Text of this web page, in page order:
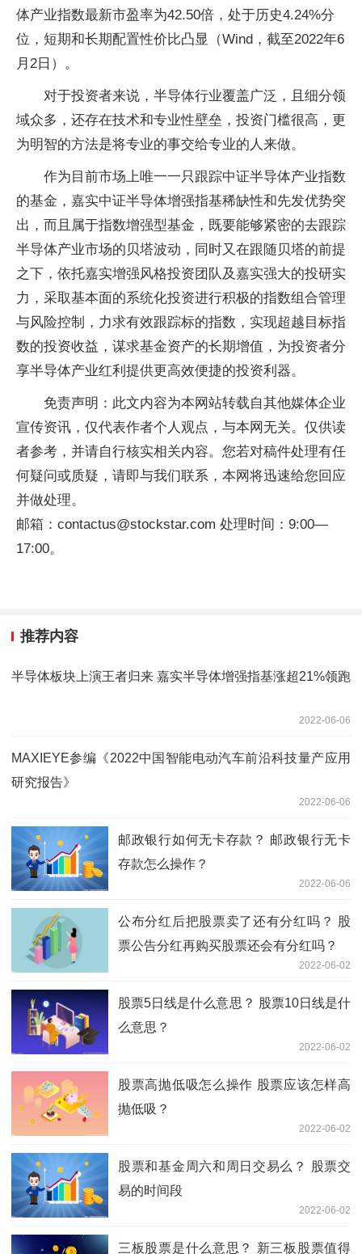
体产业指数最新市盈率为42.50倍，处于历史4.24%分
位，短期和长期配置性价比凸显（Wind，截至2022年6
月2日）。
对于投资者来说，半导体行业覆盖广泛，且细分领
域众多，还存在技术和专业性壁垒，投资门槛很高，更
为明智的方法是将专业的事交给专业的人来做。
作为目前市场上唯一一只跟踪中证半导体产业指数
的基金，嘉实中证半导体增强指基稀缺性和先发优势突
出，而且属于指数增强型基金，既要能够紧密的去跟踪
半导体产业市场的贝塔波动，同时又在跟随贝塔的前提
之下，依托嘉实增强风格投资团队及嘉实强大的投研实
力，采取基本面的系统化投资进行积极的指数组合管理
与风险控制，力求有效跟踪标的指数，实现超越目标指
数的投资收益，谋求基金资产的长期增值，为投资者分
享半导体产业红利提供更高效便捷的投资利器。
免责声明：此文内容为本网站转载自其他媒体企业
宣传资讯，仅代表作者个人观点，与本网无关。仅供读
者参考，并请自行核实相关内容。您若对稿件处理有任
何疑问或质疑，请即与我们联系，本网将迅速给您回应
并做处理。
邮箱：contactus@stockstar.com 处理时间：9:00—
17:00。
推荐内容
半导体板块上演王者归来 嘉实半导体增强指基涨超21%领跑
2022-06-06
MAXIEYE参编《2022中国智能电动汽车前沿科技量产应用
研究报告》
2022-06-06
邮政银行如何无卡存款？ 邮政银行无卡
存款怎么操作？
2022-06-06
公布分红后把股票卖了还有分红吗？ 股
票公告分红再购买股票还会有分红吗？
2022-06-02
股票5日线是什么意思？ 股票10日线是什
么意思？
2022-06-02
股票高抛低吸怎么操作 股票应该怎样高
抛低吸？
2022-06-02
股票和基金周六和周日交易么？ 股票交
易的时间段
2022-06-02
三板股票是什么意思？ 新三板股票值得